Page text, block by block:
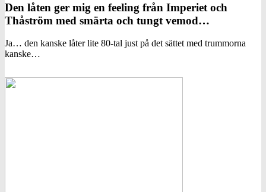
Den låten ger mig en feeling från Imperiet och
Thåström med smärta och tungt vemod…
Ja… den kanske låter lite 80-tal just på det sättet med trummorna
kanske…